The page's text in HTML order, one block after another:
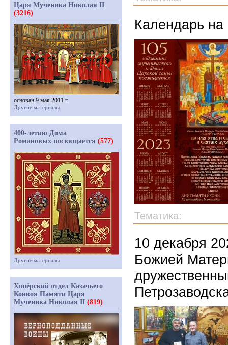
Календарь на
Тематика:
10 декабря
Божией
Царя Мученика Николая II
(3216)
основан 9 мая 2011 г.
Другие материалы
400-летию Дома
Романовых посвящается (577)
Другие материалы
Хопёрский отдел Казачьего
Конвоя Памяти Царя
Мученика Николая II (819)